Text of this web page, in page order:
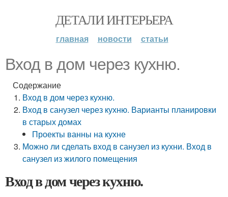
ДЕТАЛИ ИНТЕРЬЕРА
главная новости статьи
Вход в дом через кухню.
Содержание
Вход в дом через кухню.
Вход в санузел через кухню. Варианты планировки
в старых домах
Проекты ванны на кухне
Можно ли сделать вход в санузел из кухни. Вход в
санузел из жилого помещения
Вход в дом через кухню.